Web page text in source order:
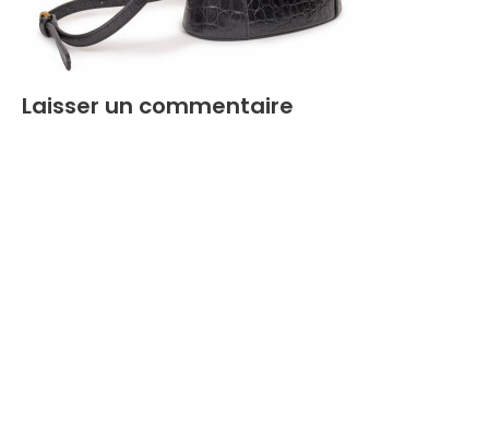
Laisser un commentaire